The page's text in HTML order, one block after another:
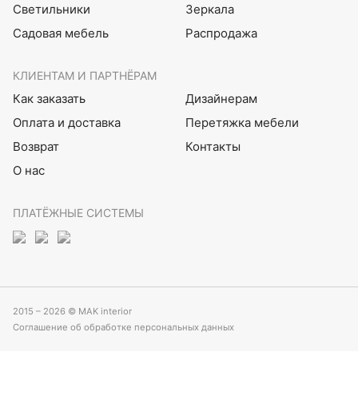
Светильники
Садовая мебель
Зеркала
Распродажа
КЛИЕНТАМ И ПАРТНЁРАМ
Как заказать
Оплата и доставка
Возврат
О нас
Дизайнерам
Перетяжка мебели
Контакты
ПЛАТЁЖНЫЕ СИСТЕМЫ
2015 – 2026 © MAK interior
Соглашение об обработке персональных данных